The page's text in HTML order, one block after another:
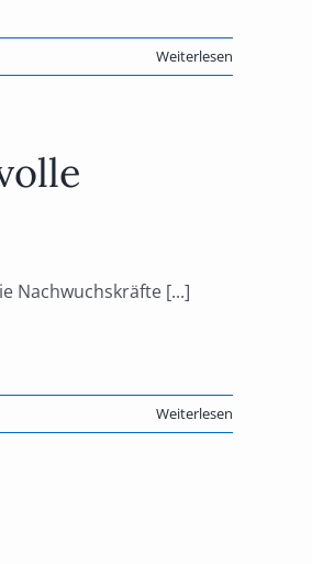
Weiterlesen
Nachwuchskräfte [...]
Weiterlesen